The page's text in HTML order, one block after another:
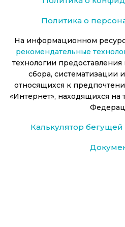
Политика о
На информационном
рекомендательные
технологии
сбора, систематизации
относящихся к
«Интернет», находящихся
Калькулятор